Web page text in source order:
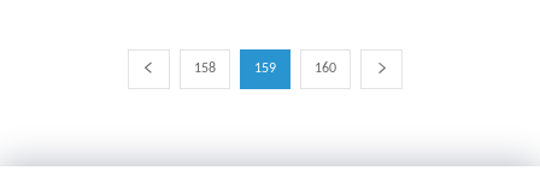
158 159 160